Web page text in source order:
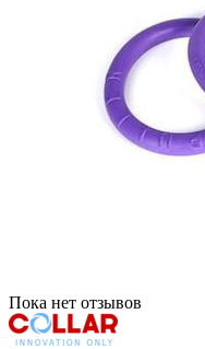
Пока нет отзывов